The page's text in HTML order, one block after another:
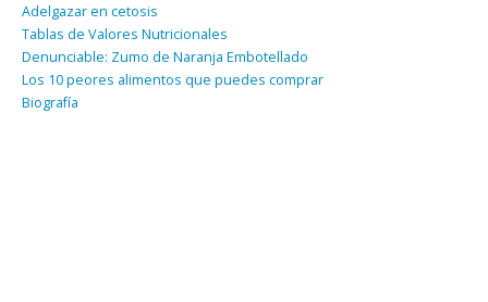
Adelgazar en cetosis
Tablas de Valores Nutricionales
Denunciable: Zumo de Naranja Embotellado
Los 10 peores alimentos que puedes comprar
Biografía